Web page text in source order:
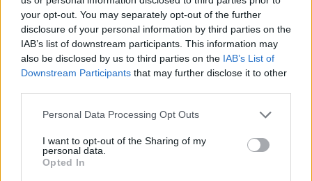
your opt-out. You may separately opt-out of the further
disclosure of your personal information by third parties on the
IAB’s list of downstream participants. This information may
also be disclosed by us to third parties on the IAB’s List of
Downstream Participants that may further disclose it to other
Personal Data Processing Opt Outs
I want to opt-out of the Sharing of my
personal data.
Opted In
υποδομών στις Σποράδες, που έχει ήδη
δρομολογηθεί, καθώς και σε άλλα νησιά του
Αιγαίου, διαμορφώνονται προϋποθέσεις ώστε να
καταστεί η Εύβοια ένας προορισμός με
μεταφορικών υπηρεσιών, με άμεσα οφέλη τόσο